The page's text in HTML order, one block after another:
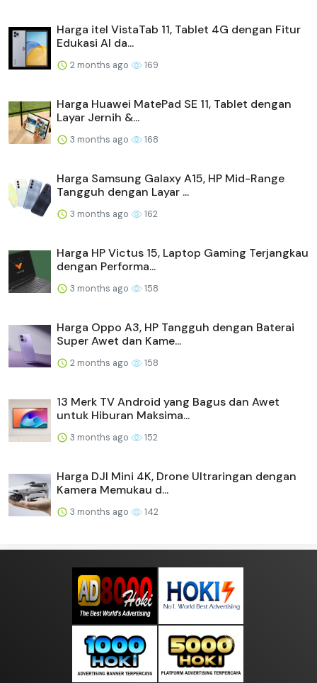
Harga itel VistaTab 11, Tablet 4G dengan Fitur
Edukasi AI da...
2 months ago 169
Harga Huawei MatePad SE 11, Tablet dengan
Layar Jernih &...
3 months ago 168
Harga Samsung Galaxy A15, HP Mid-Range
Tangguh dengan Layar ...
3 months ago 162
Harga HP Victus 15, Laptop Gaming Terjangkau
dengan Performa...
3 months ago 158
Harga Oppo A3, HP Tangguh dengan Baterai
Super Awet dan Kame...
2 months ago 158
13 Merk TV Android yang Bagus dan Awet
untuk Hiburan Maksima...
3 months ago 152
Harga DJI Mini 4K, Drone Ultraringan dengan
Kamera Memukau d...
3 months ago 142